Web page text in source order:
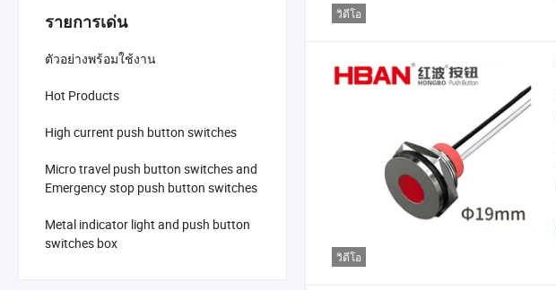
รายการเด่น
ตัวอย่างพร้อมใช้งาน
Hot Products
High current push button switches
Micro travel push button switches and
Emergency stop push button switches
Metal indicator light and push button
switches box
วิดีโอ
วิดีโอ